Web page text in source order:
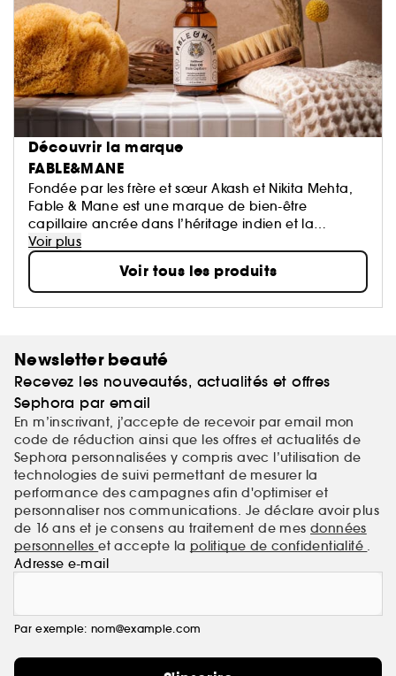
Découvrir la marque
FABLE&MANE
Fondée par les frère et sœur Akash et Nikita Mehta,
Fable & Mane est une marque de bien-être
capillaire ancrée dans l’héritage indien et la
puissance de l’Ayurveda. Inspirée par les rituels
d’enfance d’huilage des cheveux et les moments de
narration avec leur grand-mère, la marque réinvente
ces traditions pour aujourd’hui. En associant des
ingrédients ayurvédiques à des soins modernes,
capillaires et rétablissent l’harmonie entre les
cheveux et le cuir chevelu.
Voir plus
Voir tous les produits
Newsletter beauté
Recevez les nouveautés, actualités et offres
Sephora par email
En m’inscrivant, j’accepte de recevoir par email mon
code de réduction ainsi que les offres et actualités de
Sephora personnalisées y compris avec l’utilisation de
technologies de suivi permettant de mesurer la
performance des campagnes afin d'optimiser et
personnaliser nos communications. Je déclare avoir plus
de 16 ans et je consens au traitement de mes données
personnelleset accepte la politique de confidentialité .
Adresse e-mail
Par exemple: nom@example.com